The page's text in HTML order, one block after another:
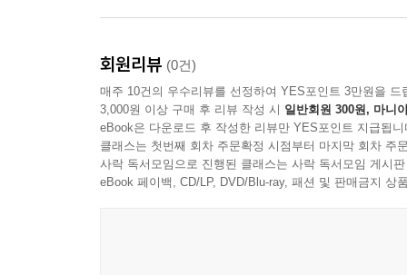
우크라이나산 밀가루의 ‘공급’이 감소하고 한국이
오르는 ‘환율’도 수입품인 설탕과 버터의 가격을
경제 상황이 갖는 의미를 정확히 파악해 술술 이
주고, 멀기만 했던 경제를 지금 우리 곁의 현실로
있어 수업이 어렵게 느껴질 때마다 펼쳐 보는 든든
회원리뷰 (0건)
매주 10건의 우수리뷰를 선정하여 YES포인트 3만원을 드
3,000원 이상 구매 후 리뷰 작성 시 일반회원 300원, 마니
eBook은 다운로드 후 작성한 리뷰만 YES포인트 지급됩니
클래스는 첫번째 회차 주문확정 시점부터 마지막 회차 주
사락 독서모임으로 진행된 클래스는 사락 독서모임 게시
eBook 페이백, CD/LP, DVD/Blu-ray, 패션 및 판매금지 상